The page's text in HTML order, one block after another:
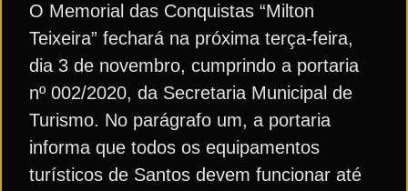
O Memorial das Conquistas “Milton
Teixeira” fechará na próxima terça-feira,
dia 3 de novembro, cumprindo a portaria
nº 002/2020, da Secretaria Municipal de
Turismo. No parágrafo um, a portaria
informa que todos os equipamentos
turísticos de Santos devem funcionar até